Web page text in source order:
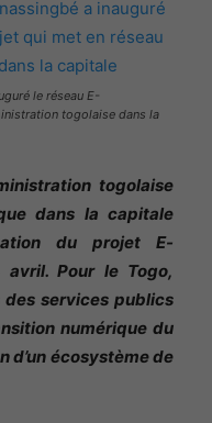
le réseau E-
togolaise dans la
togolaise
dans la capitale
du projet E-
avril. Pour le Togo,
des services publics
numérique du
d’un écosystème de